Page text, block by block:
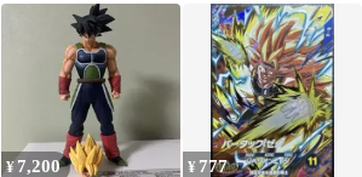
ュア
カード
¥ 7,200 ¥ 777